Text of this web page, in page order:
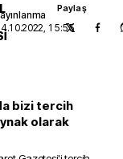
15:55
Paylaş
bizi tercih
olarak